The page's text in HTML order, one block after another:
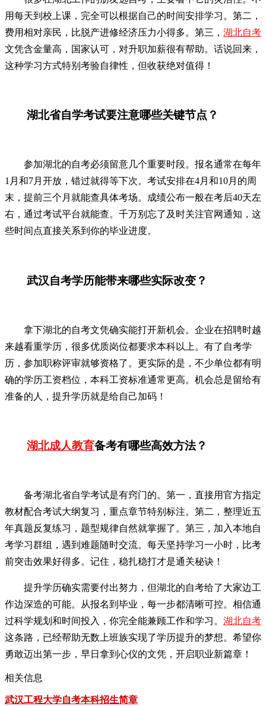
用每天到校上课，完全可以根据自己的时间安排学习。第二，
费用相对亲民，比脱产进修经济压力小得多。第三， 湖北自考
文凭含金量高，国家认可，对升职加薪很有帮助。话说回来，
这种学习方式特别考验自律性，但收获绝对值得！
湖北省自学考试要注意哪些关键节点？
参加湖北的自考必须留意几个重要时段。报名通常在每年
1月和7月开放，错过就得等下次。考试安排在4月和10月的周
末，提前三个月就能查具体考场。成绩公布一般在考后40天左
右，通过考试平台就能查。千万别忘了及时关注官网通知，这
些时间点直接关系到你的毕业进度。
武汉自考学历能带来哪些实际改变？
拿下湖北的自考文凭确实能打开新机会。企业在招聘时越
来越看重学历，很多优质岗位都要求本科以上。有了自考学
历，参加职称评审就够资格了。更实际的是，不少单位都有明
确的学历工资档位，本科工资标准通常更高。机会总是留给有
准备的人，提升学历就是给自己加码！
湖北成人教育备考有哪些高效方法？
备考湖北省自学考试是有窍门的。第一，直接用官方指定
教材配合考试大纲复习，重点章节特别标注。第二，整理近五
年真题反复练习，题型规律自然就掌握了。第三，加入本地自
考学习群组，遇到难题随时交流。每天坚持学习一小时，比考
前突击效果好得多。记住，稳扎稳打才是通关秘诀！
提升学历确实需要付出努力，但湖北的自考给了大家边工
作边深造的可能。从报名到毕业，每一步都清晰可控。相信通
过科学规划和时间投入，你完全能兼顾工作和学习。 湖北自考
这条路，已经帮助无数上班族实现了学历提升的梦想。希望你
勇敢迈出第一步，早日拿到心仪的文凭，开启职业新篇章！
相关信息
武汉工程大学自考本科招生简章